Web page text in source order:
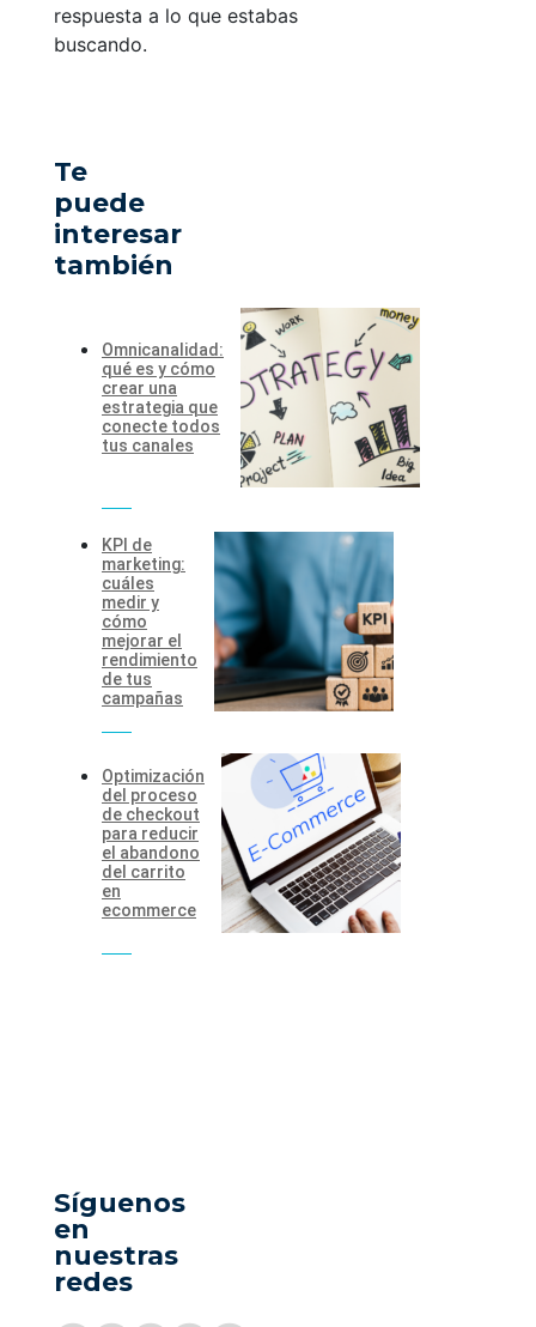
respuesta a lo que estabas
buscando.
Te
puede
interesar
también
Omnicanalidad:
qué es y cómo
crear una
estrategia que
conecte todos
tus canales
KPI de
marketing:
cuáles
medir y
cómo
mejorar el
rendimiento
de tus
campañas
Optimización
del proceso
de checkout
para reducir
el abandono
del carrito
en
ecommerce
Síguenos
en
nuestras
redes